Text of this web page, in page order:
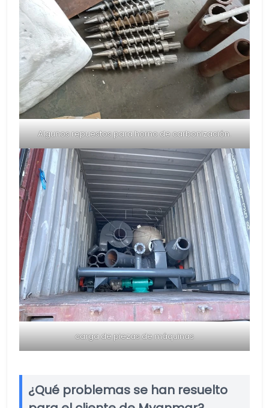
Algunos repuestos para horno de carbonización.
carga de piezas de máquinas
¿Qué problemas se han resuelto